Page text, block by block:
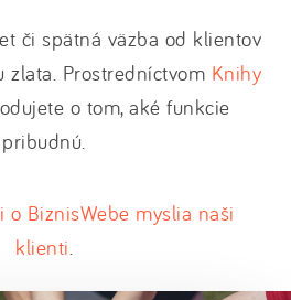
či spätná väzba od klientov
zlata. Prostredníctvom Knihy
o tom, aké funkcie
pribudnú.
o BiznisWebe myslia naši
klienti.